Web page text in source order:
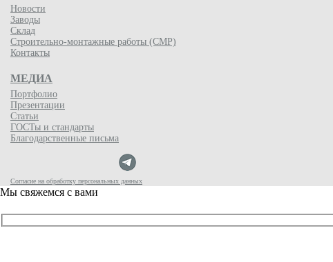
Новости
Заводы
Склад
Строительно-монтажные работы (СМР)
Контакты
МЕДИА
Портфолио
Презентации
Статьи
ГОСТы и стандарты
Благодарственные письма
Согласие на обработку персональных данных
Мы свяжемся с вами